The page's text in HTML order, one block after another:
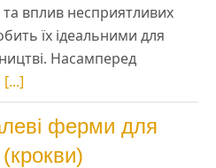
вплив несприятливих
їх ідеальними для
Насамперед
[...]
ферми для